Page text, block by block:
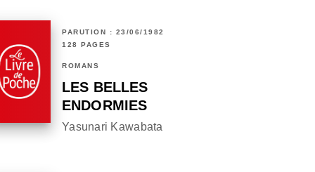
PARUTION : 23/06/1982
128 PAGES
ROMANS
LES BELLES
ENDORMIES
Yasunari Kawabata